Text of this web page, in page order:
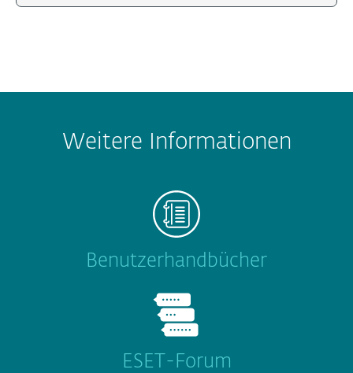
Weitere Informationen
Benutzerhandbücher
ESET-Forum